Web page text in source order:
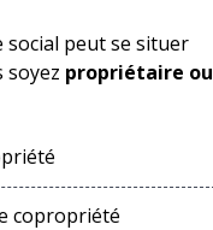
social peut se situer
soyez propriétaire ou
copropriété